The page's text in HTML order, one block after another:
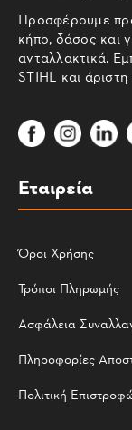
Προσφέρουμε
κήπο, δάσος και
ανταλλακτικά.
STIHL και
Εταιρεία
Όροι Χρήσης
Τρόποι Πληρωμής
Ασφάλεια
Πληροφορίες
Πολιτική